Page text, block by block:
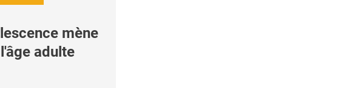
mène
adulte